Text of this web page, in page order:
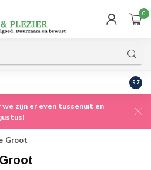
0
9.7
zijn er even tussenuit en
Groot